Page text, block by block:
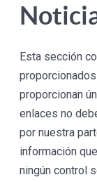
Esta sección
proporcionan
enlaces no
por nuestra
información
ningún control